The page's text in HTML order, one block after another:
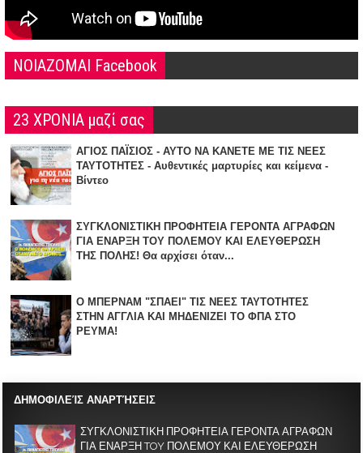
NOIAZOMAI Facebook
23 ΧΡΟΝΙΑ μαζί σας
ΑΓΙΟΣ ΠΑΪΣΙΟΣ - ΑΥΤΟ ΝΑ ΚΑΝΕΤΕ ΜΕ ΤΙΣ ΝΕΕΣ
ΤΑΥΤΟΤΗΤΕΣ - Αυθεντικές μαρτυρίες και κείμενα -
Βίντεο
ΣΥΓΚΛΟΝΙΣΤΙΚΗ ΠΡΟΦΗΤΕΙΑ ΓΕΡΟΝΤΑ ΑΓΡΑΦΩΝ
ΓΙΑ ΕΝΑΡΞΗ TOY ΠΟΛΕΜΟΥ ΚΑΙ ΕΛΕΥΘΕΡΩΣΗ
ΤΗΣ ΠΟΛΗΣ! Θα αρχίσει όταν...
Ο ΜΠΕΡΝΑΜ "ΣΠΑΕΙ" ΤΙΣ ΝΕΕΣ ΤΑΥΤΟΤΗΤΕΣ
ΣΤΗΝ ΑΓΓΛΙΑ KAI ΜΗΔΕΝΙZΕΙ ΤΟ ΦΠΑ ΣΤΟ
ΡΕΥΜΑ!
ΔΗΜΟΦΙΛΕΊΣ ΑΝΑΡΤΉΣΕΙΣ
ΣΥΓΚΛΟΝΙΣΤΙΚΗ ΠΡΟΦΗΤΕΙΑ ΓΕΡΟΝΤΑ ΑΓΡΑΦΩΝ
ΓΙΑ ΕΝΑΡΞΗ TOY ΠΟΛΕΜΟΥ ΚΑΙ ΕΛΕΥΘΕΡΩΣΗ